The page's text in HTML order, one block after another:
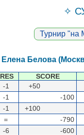
✧
Турнир "на
Елена Белова
RES
SCORE
-1
+50
-1
-100
-1
+100
=
-790
-6
-600